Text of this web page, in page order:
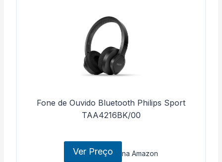
Fone de Ouvido Bluetooth Philips Sport
TAA4216BK/00
Ver Preço na Amazon